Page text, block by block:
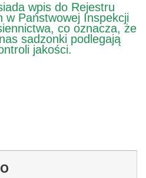
wpis do Rejestru
w Państwowej Inspekcji
co oznacza, że
sadzonki podlegają
jakości.